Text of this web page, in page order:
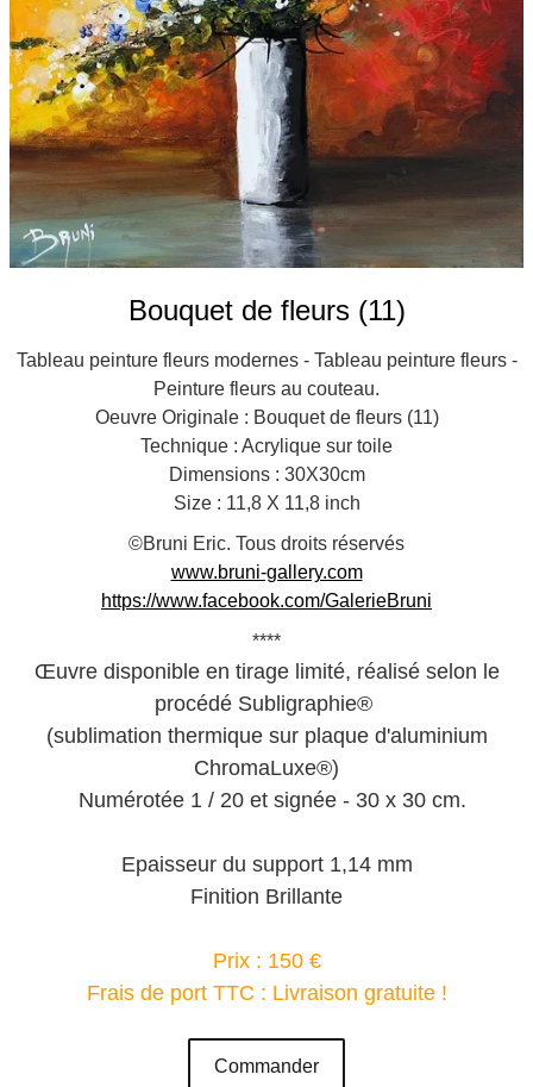
Newsletter
BLOG
Français
Bouquet de fleurs (11)
Tableau peinture fleurs modernes - Tableau peinture fleurs -
Peinture fleurs au couteau.
Oeuvre Originale : Bouquet de fleurs (11)
Technique : Acrylique sur toile
Dimensions : 30X30cm
Size : 11,8 X 11,8 inch
©Bruni Eric. Tous droits réservés
www.bruni-gallery.com
https://www.facebook.com/GalerieBruni
****
Œuvre disponible en tirage limité, réalisé selon le
procédé Subligraphie®
(sublimation thermique sur plaque d'aluminium
ChromaLuxe®)
Numérotée 1 / 20 et signée - 30 x 30 cm.
Epaisseur du support 1,14 mm
Finition Brillante
Prix : 150 €
Frais de port TTC : Livraison gratuite !
Commander